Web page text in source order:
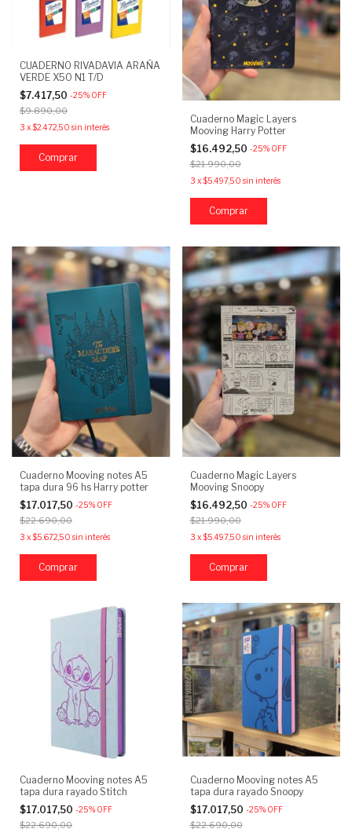
CUADERNO RIVADAVIA ARAÑA
VERDE X50 N1 T/D
$7.417,50 -25% OFF
$9.890,00
3 x$2.472,50 sin interés
Comprar
Cuaderno Magic Layers
Mooving Harry Potter
$16.492,50 -25% OFF
$21.990,00
3 x$5.497,50 sin interés
Cuaderno Mooving notes A5
tapa dura 96 hs Harry potter
$17.017,50 -25% OFF
$22.690,00
3 x$5.672,50 sin interés
Cuaderno Magic Layers
Mooving Snoopy
$16.492,50 -25% OFF
$21.990,00
3 x$5.497,50 sin interés
Cuaderno Mooving notes A5
tapa dura rayado Stitch
$17.017,50 -25% OFF
$22.690,00
Cuaderno Mooving notes A5
tapa dura rayado Snoopy
$17.017,50 -25% OFF
$22.690,00